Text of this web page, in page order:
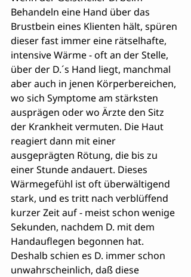
Behandeln eine Hand über das
Brustbein eines Klienten hält, spüren
dieser fast immer eine rätselhafte,
intensive Wärme - oft an der Stelle,
über der D.´s Hand liegt, manchmal
aber auch in jenen Körperbereichen,
wo sich Symptome am stärksten
ausprägen oder wo Ärzte den Sitz
der Krankheit vermuten. Die Haut
reagiert dann mit einer
ausgeprägten Rötung, die bis zu
einer Stunde andauert. Dieses
Wärmegefühl ist oft überwältigend
stark, und es tritt nach verblüffend
kurzer Zeit auf - meist schon wenige
Sekunden, nachdem D. mit dem
Handauflegen begonnen hat.
Deshalb schien es D. immer schon
unwahrscheinlich, daß diese